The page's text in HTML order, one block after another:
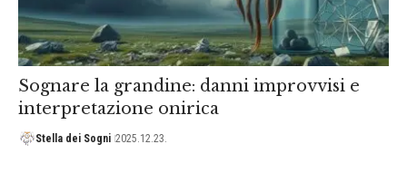
Sognare la grandine: danni improvvisi e
interpretazione onirica
Stella dei Sogni 2025.12.23.